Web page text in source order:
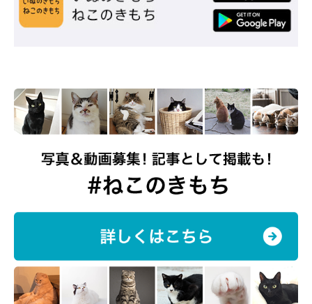
ねこのきもち投稿写真ギャラリー
鼻の周りや耳の先、しっぽや足先など体の先端が濃い色になるの
がポイント柄の特徴です。一説では、とくに冷えやすい体の先端
といわれています。